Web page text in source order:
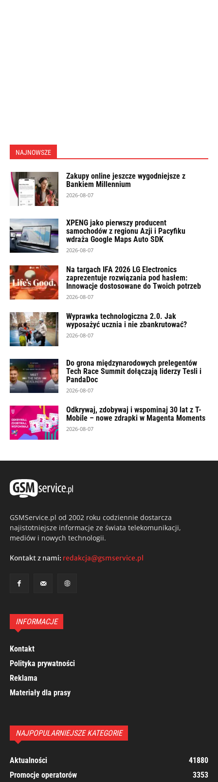
NAJNOWSZE
Zakupy online jeszcze wygodniejsze z
Bankiem Millennium
2026-08-07
XPENG jako pierwszy producent
samochodów z regionu Azji i Pacyfiku
wdraża Google Maps Auto SDK
2026-08-07
Na targach IFA 2026 LG Electronics
zaprezentuje rozwiązania pod hasłem:
Innowacje dostosowane do Twoich potrzeb
2026-08-07
Wyprawka technologiczna 2.0. Jak
wyposażyć ucznia i nie zbankrutować?
2026-08-07
Do grona międzynarodowych prelegentów
Tech Race Summit dołączają liderzy Tesli i
PandaDoc
2026-08-07
Odkrywaj, zdobywaj i wspominaj 30 lat z T-
Mobile – nowe zdrapki w Magenta Moments
2026-08-07
GSMService.pl od 2002 roku codziennie dostarcza
najistotniejsze informacje ze świata telekomunikacji,
mediów i nowych technologii.
Kontakt z nami: redakcja@gsmservice.pl
INFORMACJE
Kontakt
Polityka prywatności
Reklama
Materiały dla prasy
NAJPOPULARNIEJSZE KATEGORIE
Aktualności
41880
Promocje operatorów
3353